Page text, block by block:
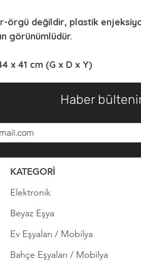
örgü değildir, plastik
görünümlüdür.
x 41 cm (G x D x Y)
Haber
KATEGORİ
Elektronik
Beyaz Eşya
Ev Eşyaları / Mobilya
Bahçe Eşyaları / Mobilya